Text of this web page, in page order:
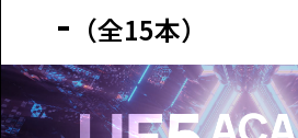
- （全15本）